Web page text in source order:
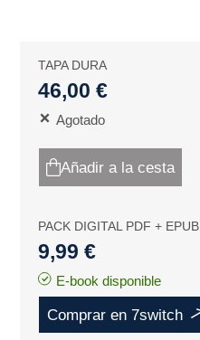
TAPA DURA
46,00 €
Agotado
Añadir a la cesta
PACK DIGITAL PDF + EPUB
9,99 €
E-book disponible
Comprar en 7switch